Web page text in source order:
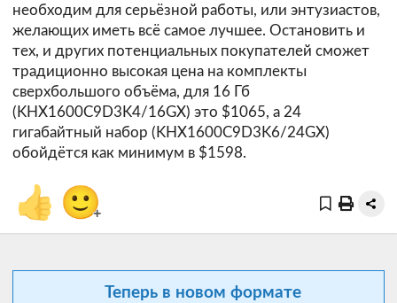
необходим для серьёзной работы, или энтузиастов,
желающих иметь всё самое лучшее. Остановить и
тех, и других потенциальных покупателей сможет
традиционно высокая цена на комплекты
сверхбольшого объёма, для 16 Гб
(KHX1600C9D3K4/16GX) это $1065, а 24
гигабайтный набор (KHX1600C9D3K6/24GX)
обойдётся как минимум в $1598.
👍 🙂
+
Теперь в новом формате